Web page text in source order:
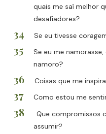
quais me saí melhor
desafiadores?
Se eu tivesse
Se eu me
namoro?
Coisas que me
Como estou me
Que compromissos
assumir?